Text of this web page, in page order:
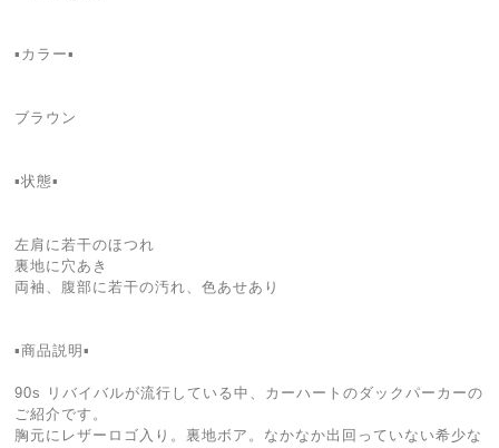
▪️カラー▪️
ブラウン
▪️状態▪️
左肩に若干のほつれ
裏地に穴あき
両袖、腹部に若干の汚れ、色あせあり
▪️商品説明▪️
90s リバイバルが流行している中、カーハートのダックパーカーの
ご紹介です。
胸元にレザーロゴ入り。裏地ボア。なかなか出回っていない希少な